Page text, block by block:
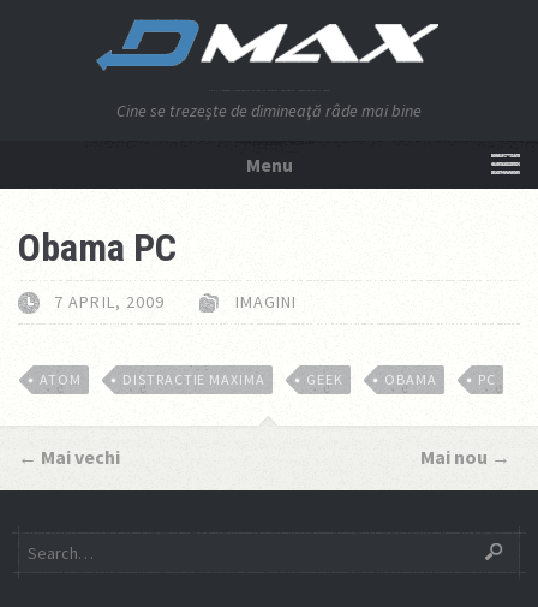
Cine se trezeşte de dimineaţă râde mai bine
Menu
Obama PC
7 APRIL, 2009 IMAGINI
ATOM DISTRACTIE MAXIMA GEEK OBAMA PC
← Mai vechi Mai nou →